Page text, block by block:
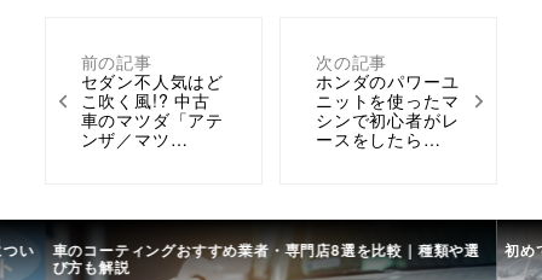
前の記事
セダン不人気はど
こ吹く風!? 中古
車のマツダ「アテ
ンザ／マツ…
次の記事
ホンダのパワーユ
ニットを使ったマ
シンで初心者がレ
ースをしたら…
い 車のコーティングおすすめ業者・専門店8選を比較｜種類や選
び方も解説
初め